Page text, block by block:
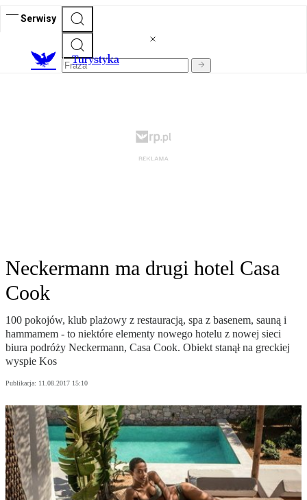
Serwisy
Turystyka
Neckermann ma drugi hotel Casa
Cook
100 pokojów, klub plażowy z restauracją, spa z basenem, sauną i
hammamem - to niektóre elementy nowego hotelu z nowej sieci
biura podróży Neckermann, Casa Cook. Obiekt stanął na greckiej
wyspie Kos
Publikacja: 11.08.2017 15:10